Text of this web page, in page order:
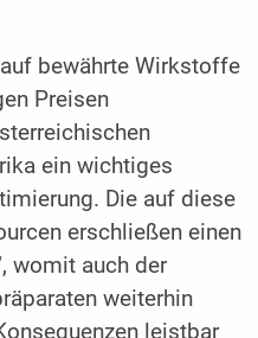
bewährte Wirkstoffe
Preisen
ein wichtiges
Die auf diese
erschließen einen
womit auch der
weiterhin
leistbar